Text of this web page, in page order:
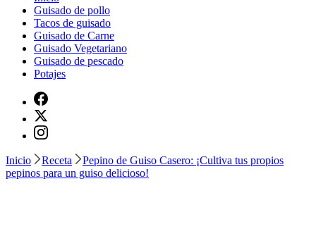
Guisado de pollo
Tacos de guisado
Guisado de Carne
Guisado Vegetariano
Guisado de pescado
Potajes
Inicio Receta
Pepino de Guiso Casero: ¡Cultiva tus propios
pepinos para un guiso delicioso!